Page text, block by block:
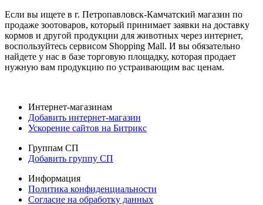
Если вы ищете в г. Петропавловск-Камчатский магазин по
продаже зоотоваров, который принимает заявки на доставку
кормов и другой продукции для животных через интернет,
воспользуйтесь сервисом Shopping Mall. И вы обязательно
найдете у нас в базе торговую площадку, которая продает
нужную вам продукцию по устраивающим вас ценам.
Интернет-магазинам
Добавить интернет-магазин
Ускорение сайтов на Битрикс
Группам СП
Добавить группу СП
Информация
Политика конфиденциальности
Согласие на обработку данных